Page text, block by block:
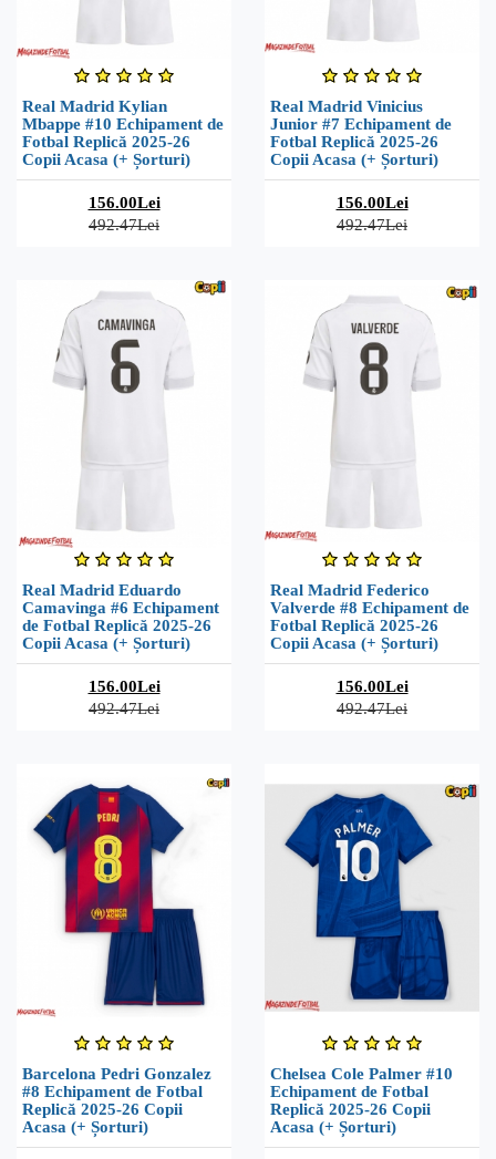
Real Madrid Kylian
Mbappe #10 Echipament de
Fotbal Replică 2025-26
Copii Acasa (+ Șorturi)
156.00Lei
492.47Lei
Real Madrid Vinicius
Junior #7 Echipament de
Fotbal Replică 2025-26
Copii Acasa (+ Șorturi)
156.00Lei
492.47Lei
Real Madrid Eduardo
Camavinga #6 Echipament
de Fotbal Replică 2025-26
Copii Acasa (+ Șorturi)
156.00Lei
492.47Lei
Real Madrid Federico
Valverde #8 Echipament de
Fotbal Replică 2025-26
Copii Acasa (+ Șorturi)
156.00Lei
492.47Lei
Barcelona Pedri Gonzalez
#8 Echipament de Fotbal
Replică 2025-26 Copii
Acasa (+ Șorturi)
Chelsea Cole Palmer #10
Echipament de Fotbal
Replică 2025-26 Copii
Acasa (+ Șorturi)